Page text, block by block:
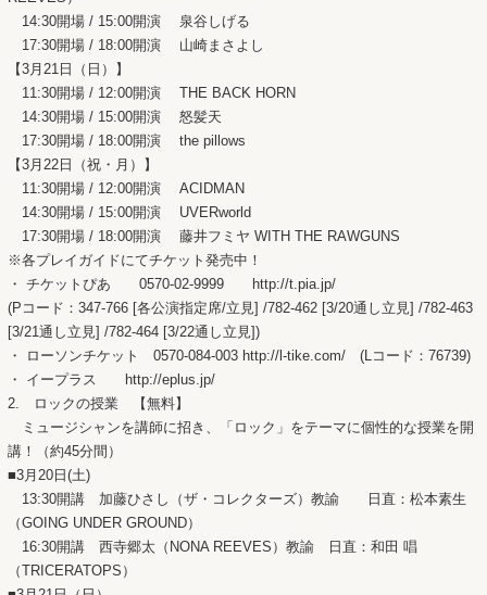
14:30開場 / 15:00開演 泉谷しげる
17:30開場 / 18:00開演 山崎まさよし
【3月21日（日）】
11:30開場 / 12:00開演 THE BACK HORN
14:30開場 / 15:00開演 怒髪天
17:30開場 / 18:00開演 the pillows
【3月22日（祝・月）】
11:30開場 / 12:00開演 ACIDMAN
14:30開場 / 15:00開演 UVERworld
17:30開場 / 18:00開演 藤井フミヤ WITH THE RAWGUNS
※各プレイガイドにてチケット発売中！
・ チケットぴあ 0570-02-9999 http://t.pia.jp/
(Pコード：347-766 [各公演指定席/立見] /782-462 [3/20通し立見] /782-463
[3/21通し立見] /782-464 [3/22通し立見])
・ ローソンチケット 0570-084-003 http://l-tike.com/ (Lコード：76739)
・ イープラス http://eplus.jp/
2. ロックの授業 【無料】
ミュージシャンを講師に招き、「ロック」をテーマに個性的な授業を開
講！（約45分間）
■3月20日(土)
13:30開講 加藤ひさし（ザ・コレクターズ）教諭 日直：松本素生
（GOING UNDER GROUND）
16:30開講 西寺郷太（NONA REEVES）教諭 日直：和田 唱
（TRICERATOPS）